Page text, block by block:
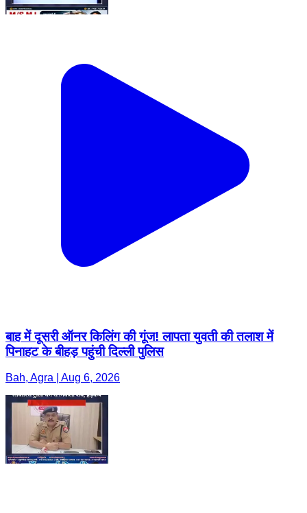
बाह में दूसरी ऑनर किलिंग की गूंज! लापता युवती की तलाश में
पिनाहट के बीहड़ पहुंची दिल्ली पुलिस
Bah, Agra | Aug 6, 2026